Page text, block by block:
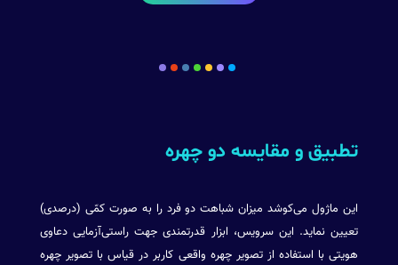
تطبیق و مقایسه دو چهره
این ماژول می‌کوشد میزان شباهت دو فرد را به صورت کمّی (درصدی)
تعیین نماید. این سرویس، ابزار قدرتمندی جهت راستی‌آزمایی دعاوی
هویتی با استفاده از تصویر چهره واقعی کاربر در قیاس با تصویر چهره